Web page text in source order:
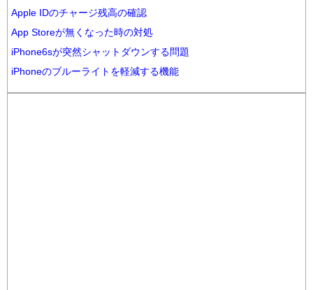
Apple IDのチャージ残高の確認
App Storeが無くなった時の対処
iPhone6sが突然シャットダウンする問題
iPhoneのブルーライトを軽減する機能